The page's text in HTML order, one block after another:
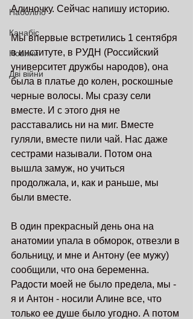
Наболіло
Канабіс
Новини
Дві війни
Алиночку. Сейчас напишу историю.
Мы впервые встретились 1 сентября
в институте, в РУДН (Росcийский
университет дружбы народов), она
была в платье до колен, роскошные
черные волосы. Мы сразу сели
вместе. И с этого дня не
расставались ни на миг. Вместе
гуляли, вместе пили чай. Нас даже
сестрами называли. Потом она
вышла замуж, но учиться
продолжала, и, как и раньше, мы
были вместе.
В один прекрасный день она на
анатомии упала в обморок, отвезли в
больницу, и мне и Антону (ее мужу)
сообщили, что она беременна.
Радости моей не было предела, мы -
я и Антон - носили Алине все, что
только ее душе было угодно. А потом